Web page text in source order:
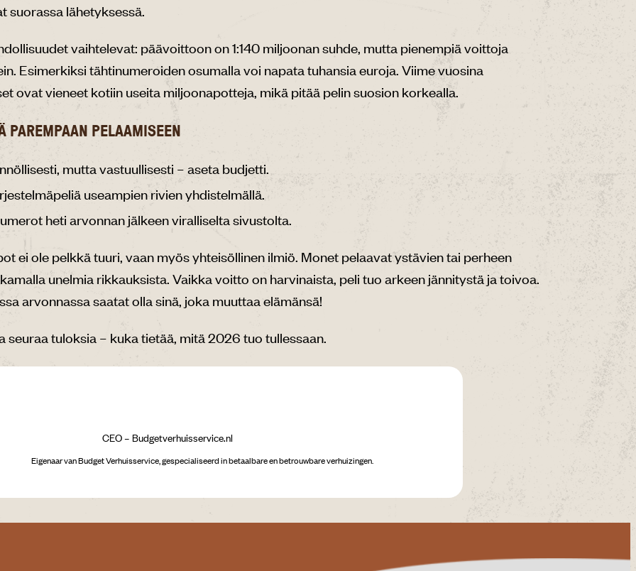
suorassa lähetyksessä.
vaihtelevat: päävoittoon on 1:140 miljoonan suhde, mutta pienempiä voittoja
Esimerkiksi tähtinumeroiden osumalla voi napata tuhansia euroja. Viime vuosina
ovat vieneet kotiin useita miljoonapotteja, mikä pitää pelin suosion korkealla.
PAREMPAAN PELAAMISEEN
mutta vastuullisesti – aseta budjetti.
useampien rivien yhdistelmällä.
heti arvonnan jälkeen viralliselta sivustolta.
ei ole pelkkä tuuri, vaan myös yhteisöllinen ilmiö. Monet pelaavat ystävien tai perheen
unelmia rikkauksista. Vaikka voitto on harvinaista, peli tuo arkeen jännitystä ja toivoa.
arvonnassa saatat olla sinä, joka muuttaa elämänsä!
seuraa tuloksia – kuka tietää, mitä 2026 tuo tullessaan.
CEO – Budgetverhuisservice.nl
Eigenaar van Budget Verhuisservice, gespecialiseerd in betaalbare en betrouwbare verhuizingen.